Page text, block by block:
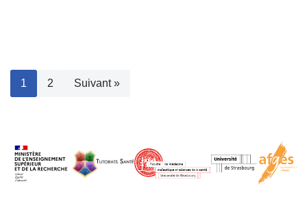
1 2 Suivant »